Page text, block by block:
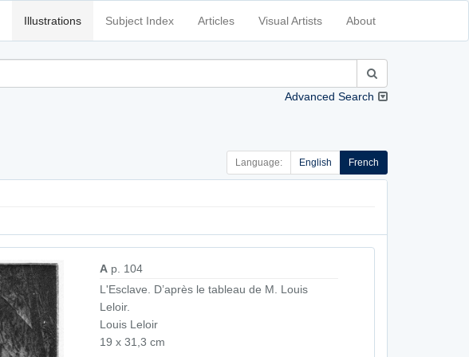
Illustrations Subject Index Articles Visual Artists About
Advanced Search
Language: English French
A p. 104
L'Esclave. D’après le tableau de M. Louis
Leloir.
Louis Leloir
19 x 31,3 cm